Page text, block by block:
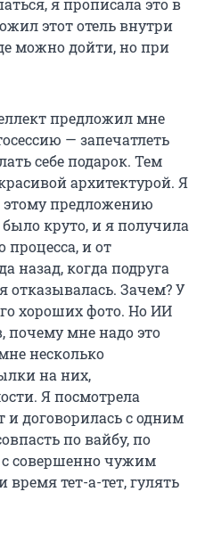
я прописала это в
этот отель внутри
можно дойти, но при
предложил мне
— запечатлеть
себе подарок. Тем
архитектурой. Я
этому предложению
было круто, и я получила
процесса, и от
назад, когда подруга
отказывалась. Зачем? У
хороших фото. Но ИИ
почему мне надо это
несколько
на них,
Я посмотрела
договорилась с одним
по вайбу, по
совершенно чужим
тет-а-тет, гулять